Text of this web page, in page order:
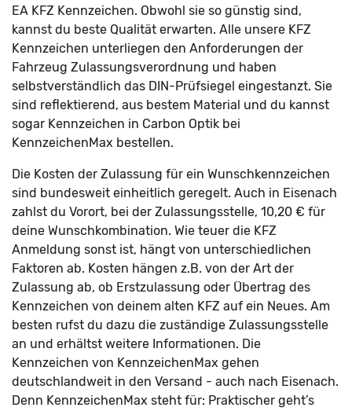
EA KFZ Kennzeichen. Obwohl sie so günstig sind,
kannst du beste Qualität erwarten. Alle unsere KFZ
Kennzeichen unterliegen den Anforderungen der
Fahrzeug Zulassungsverordnung und haben
selbstverständlich das DIN-Prüfsiegel eingestanzt. Sie
sind reflektierend, aus bestem Material und du kannst
sogar Kennzeichen in Carbon Optik bei
KennzeichenMax bestellen.
Die Kosten der Zulassung für ein Wunschkennzeichen
sind bundesweit einheitlich geregelt. Auch in Eisenach
zahlst du Vorort, bei der Zulassungsstelle, 10,20 € für
deine Wunschkombination. Wie teuer die KFZ
Anmeldung sonst ist, hängt von unterschiedlichen
Faktoren ab. Kosten hängen z.B. von der Art der
Zulassung ab, ob Erstzulassung oder Übertrag des
Kennzeichen von deinem alten KFZ auf ein Neues. Am
besten rufst du dazu die zuständige Zulassungsstelle
an und erhältst weitere Informationen. Die
Kennzeichen von KennzeichenMax gehen
deutschlandweit in den Versand - auch nach Eisenach.
Denn KennzeichenMax steht für: Praktischer geht’s